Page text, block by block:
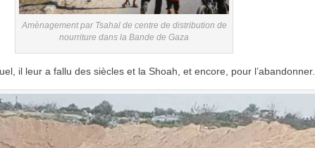
Amènagement par Tsahal de centre de distribution de
nourriture dans la Bande de Gaza
il leur a fallu des siècles et la Shoah, et encore, pour l’abandonner.